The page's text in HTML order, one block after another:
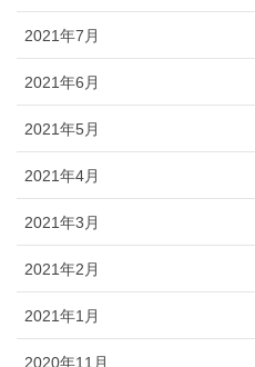
2021年7月
2021年6月
2021年5月
2021年4月
2021年3月
2021年2月
2021年1月
2020年11月